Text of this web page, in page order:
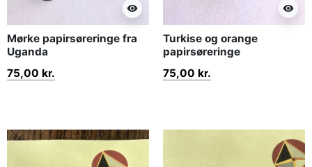
visibility
Mørke papirsøreringe fra
Uganda
75,00 kr.
visibility
Turkise og orange
papirsøreringe
75,00 kr.